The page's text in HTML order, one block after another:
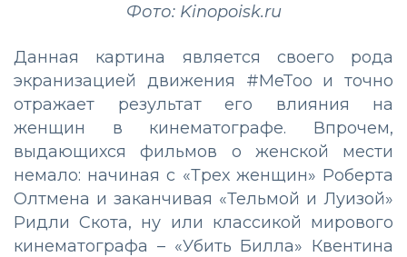
Фото: Kinopoisk.ru
Данная картина является своего рода
экранизацией движения #МeToo и точно
отражает результат его влияния на
женщин в кинематографе. Впрочем,
выдающихся фильмов о женской мести
немало: начиная с «Трех женщин» Роберта
Олтмена и заканчивая «Тельмой и Луизой»
Ридли Скота, ну или классикой мирового
кинематографа – «Убить Билла» Квентина